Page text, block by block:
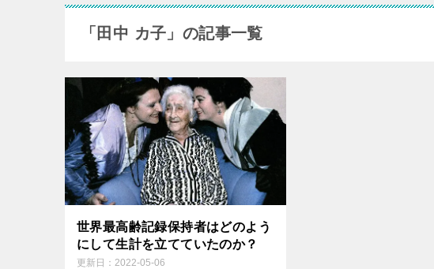
「田中 カ子」の記事一覧
世界最高齢記録保持者はどのよう
にして生計を立てていたのか？
更新日： 2022-05-06